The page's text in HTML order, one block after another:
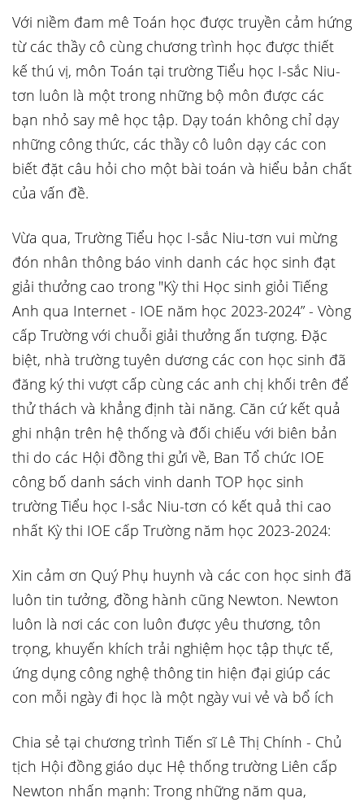
Với niềm đam mê Toán học được truyền cảm hứng
từ các thầy cô cùng chương trình học được thiết
kế thú vị, môn Toán tại trường Tiểu học I-sắc Niu-
tơn luôn là một trong những bộ môn được các
bạn nhỏ say mê học tập. Dạy toán không chỉ dạy
những công thức, các thầy cô luôn dạy các con
biết đặt câu hỏi cho một bài toán và hiểu bản chất
của vấn đề.
Vừa qua, Trường Tiểu học I-sắc Niu-tơn vui mừng
đón nhân thông báo vinh danh các học sinh đạt
giải thưởng cao trong "Kỳ thi Học sinh giỏi Tiếng
Anh qua Internet - IOE năm học 2023-2024” - Vòng
cấp Trường với chuỗi giải thưởng ấn tượng. Đặc
biệt, nhà trường tuyên dương các con học sinh đã
đăng ký thi vượt cấp cùng các anh chị khối trên để
thử thách và khẳng định tài năng. Căn cứ kết quả
ghi nhận trên hệ thống và đối chiếu với biên bản
thi do các Hội đồng thi gửi về, Ban Tổ chức IOE
công bố danh sách vinh danh TOP học sinh
trường Tiểu học I-sắc Niu-tơn có kết quả thi cao
nhất Kỳ thi IOE cấp Trường năm học 2023-2024:
Xin cảm ơn Quý Phụ huynh và các con học sinh đã
luôn tin tưởng, đồng hành cũng Newton. Newton
luôn là nơi các con luôn được yêu thương, tôn
trọng, khuyến khích trải nghiệm học tập thực tế,
ứng dụng công nghệ thông tin hiện đại giúp các
con mỗi ngày đi học là một ngày vui vẻ và bổ ích
Chia sẻ tại chương trình Tiến sĩ Lê Thị Chính - Chủ
tịch Hội đồng giáo dục Hệ thống trường Liên cấp
Newton nhấn mạnh: Trong những năm qua,